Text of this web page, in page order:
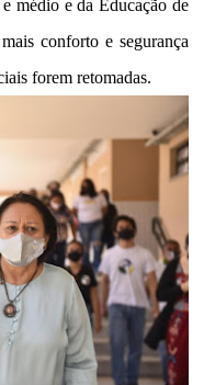
médio e da Educação de
conforto e segurança
forem retomadas.